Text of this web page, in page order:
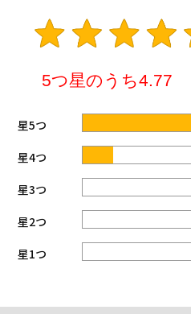
5つ星のうち4.77
星5つ
星4つ
星3つ
星2つ
星1つ